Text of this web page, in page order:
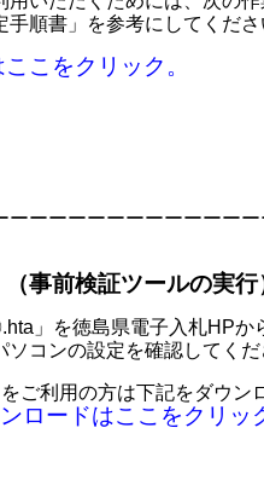
順書」を参考にしてくださ
こをクリック。
ーーーーーーーーーーー
事前検証ツールの実行
」を徳島県電子入札HPか
コンの設定を確認してくだ
ご利用の方は下記をダウン
ロードはここをクリッ